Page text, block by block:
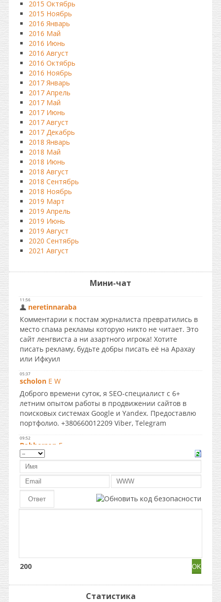
2015 Октябрь
2015 Ноябрь
2016 Январь
2016 Май
2016 Июнь
2016 Август
2016 Октябрь
2016 Ноябрь
2017 Январь
2017 Апрель
2017 Май
2017 Июнь
2017 Август
2017 Декабрь
2018 Январь
2018 Май
2018 Июнь
2018 Август
2018 Сентябрь
2018 Ноябрь
2019 Март
2019 Апрель
2019 Июнь
2019 Август
2020 Сентябрь
2021 Август
Мини-чат
200
Статистика